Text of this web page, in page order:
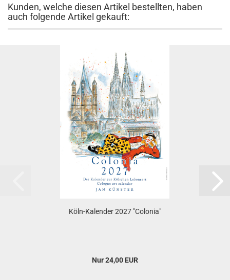
Kunden, welche diesen Artikel bestellten, haben
auch folgende Artikel gekauft:
Köln-Kalender 2027 "Colonia"
Nur 24,00 EUR